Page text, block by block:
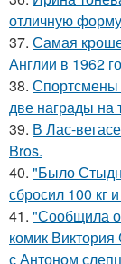
отличную форму
37. Самая
Англии в 1962
38. Спортсмены
две награды на
39. В Лас-
Bros.
40. "Было
сбросил 100 кг
41. "Сообщила о
комик Виктория
с Антоном